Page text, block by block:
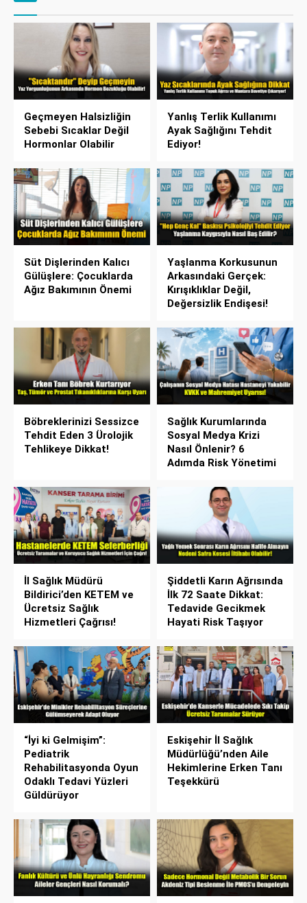
Geçmeyen Halsizliğin
Sebebi Sıcaklar Değil
Hormonlar Olabilir
Yanlış Terlik Kullanımı
Ayak Sağlığını Tehdit
Ediyor!
Süt Dişlerinden Kalıcı
Gülüşlere: Çocuklarda
Ağız Bakımının Önemi
Yaşlanma Korkusunun
Arkasındaki Gerçek:
Kırışıklıklar Değil,
Değersizlik Endişesi!
Böbreklerinizi Sessizce
Tehdit Eden 3 Ürolojik
Tehlikeye Dikkat!
Sağlık Kurumlarında
Sosyal Medya Krizi
Nasıl Önlenir? 6
Adımda Risk Yönetimi
İl Sağlık Müdürü
Bildirici’den KETEM ve
Ücretsiz Sağlık
Hizmetleri Çağrısı!
Şiddetli Karın Ağrısında
İlk 72 Saate Dikkat:
Tedavide Gecikmek
Hayati Risk Taşıyor
“İyi ki Gelmişim”:
Pediatrik
Rehabilitasyonda Oyun
Odaklı Tedavi Yüzleri
Güldürüyor
Eskişehir İl Sağlık
Müdürlüğü’nden Aile
Hekimlerine Erken Tanı
Teşekkürü